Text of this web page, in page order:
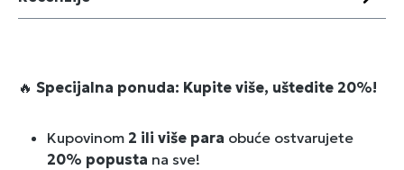
🔥 Specijalna ponuda: Kupite više, uštedite 20%!
Kupovinom 2 ili više para obuće ostvarujete
20% popusta na sve!